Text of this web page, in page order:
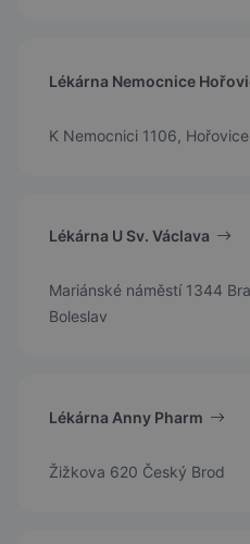
Lékárna Nemocnice
K Nemocnici 1106,
Lékárna U Sv. Václava
Mariánské náměstí 1344
Boleslav
Lékárna Anny Pharm
Žižkova 620 Český Brod